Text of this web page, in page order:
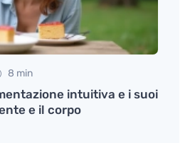
8 min
intuitiva e i suoi
e il corpo